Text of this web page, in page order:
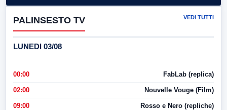
PALINSESTO TV VEDI TUTTI
LUNEDI 03/08
00:00 FabLab (replica)
02:00 Nouvelle Vouge (Film)
09:00 Rosso e Nero (repliche)